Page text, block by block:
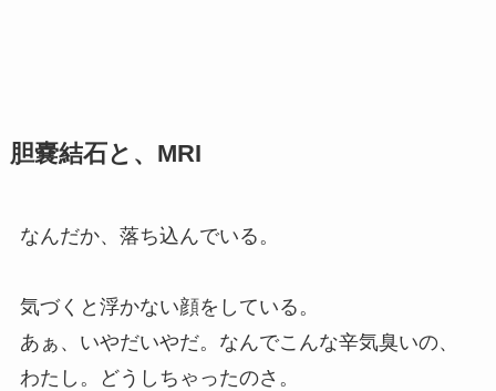
胆嚢結石と、MRI
なんだか、落ち込んでいる。
気づくと浮かない顔をしている。
あぁ、いやだいやだ。なんでこんな辛気臭いの、
わたし。どうしちゃったのさ。